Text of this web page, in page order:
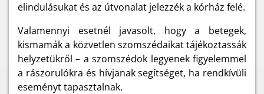
elindulásukat és az útvonalat jelezzék a kórház felé.
Valamennyi esetnél javasolt, hogy a betegek,
kismamák a közvetlen szomszédaikat tájékoztassák
helyzetükről – a szomszédok legyenek figyelemmel
a rászorulókra és hívjanak segítséget, ha rendkívüli
eseményt tapasztalnak.